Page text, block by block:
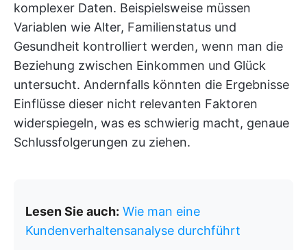
komplexer Daten. Beispielsweise müssen
Variablen wie Alter, Familienstatus und
Gesundheit kontrolliert werden, wenn man die
Beziehung zwischen Einkommen und Glück
untersucht. Andernfalls könnten die Ergebnisse
Einflüsse dieser nicht relevanten Faktoren
widerspiegeln, was es schwierig macht, genaue
Schlussfolgerungen zu ziehen.
Lesen Sie auch: Wie man eine
Kundenverhaltensanalyse durchführt